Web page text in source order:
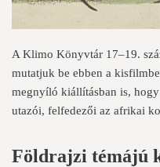
A Klimo Könyvtár 17–19.
mutatjuk be ebben a
megnyíló kiállításban is,
utazói, felfedezői az afrikai
Földrajzi témájú